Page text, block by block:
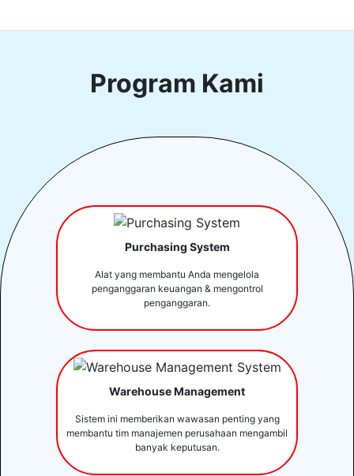
Program Kami
Purchasing System
Alat yang membantu Anda mengelola
penganggaran keuangan & mengontrol
penganggaran.
Warehouse Management
Sistem ini memberikan wawasan penting yang
membantu tim manajemen perusahaan mengambil
banyak keputusan.